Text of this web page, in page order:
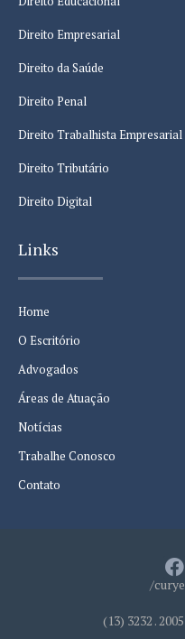
Direito Empresarial
Direito da Saúde
Direito Penal
Direito Trabalhista Empresarial
Direito Tributário
Direito Digital
Links
Home
O Escritório
Advogados
Áreas de Atuação
Notícias
Trabalhe Conosco
Contato
/
(13) 3232 .